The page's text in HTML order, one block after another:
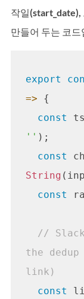
작일
만들어 두는 코드
export
=> {
const
'' );
const
String
const
//
the dedup
link)
const